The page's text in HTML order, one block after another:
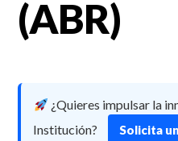
(ABR)
¿Quieres impulsar la
Institución?
Solicita